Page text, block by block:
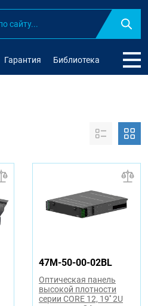
Найти
Гарантия Библиотека
47M-50-00-02BL
Оптическая панель
высокой плотности
серии CORE 12, 19'' 2U